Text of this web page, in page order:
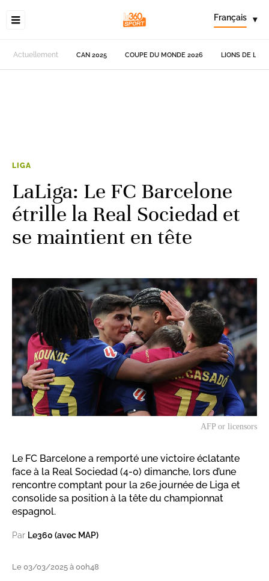
Français ▾
Actuellement CAN 2025 COUPE DU MONDE 2026 LIONS DE
LIGA
LaLiga: Le FC Barcelone
étrille la Real Sociedad et
se maintient en tête
AFP or licensors
Le FC Barcelone a remporté une victoire éclatante
face à la Real Sociedad (4-0) dimanche, lors d’une
rencontre comptant pour la 26e journée de Liga et
consolide sa position à la tête du championnat
espagnol.
Par Le360 (avec MAP)
Le 03/03/2025 à 00h48